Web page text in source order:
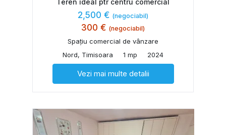
Teren ideal ptr centru comercial
2,500 € (negociabil)
300 € (negociabil)
Spațiu comercial de vânzare
Nord, Timisoara
1 mp 2024
Vezi mai multe detalii